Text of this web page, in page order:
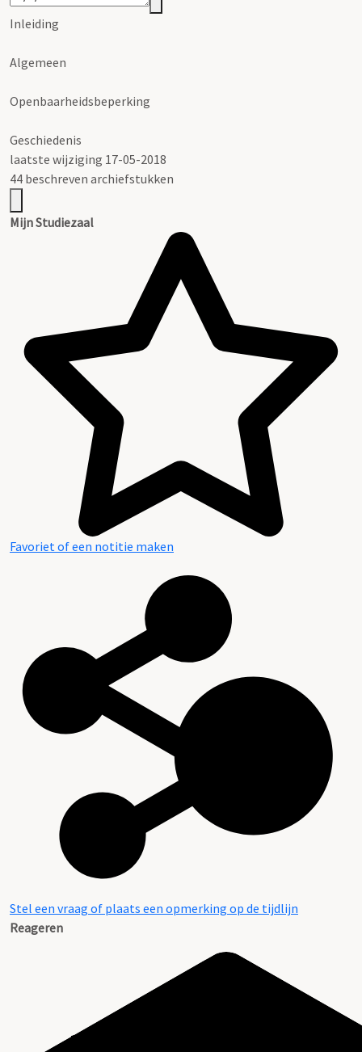
Inleiding
Algemeen
Openbaarheidsbeperking
Geschiedenis
laatste wijziging 17-05-2018
44 beschreven archiefstukken
Mijn Studiezaal
Favoriet of een notitie maken
Stel een vraag of plaats een opmerking op de tijdlijn
Reageren